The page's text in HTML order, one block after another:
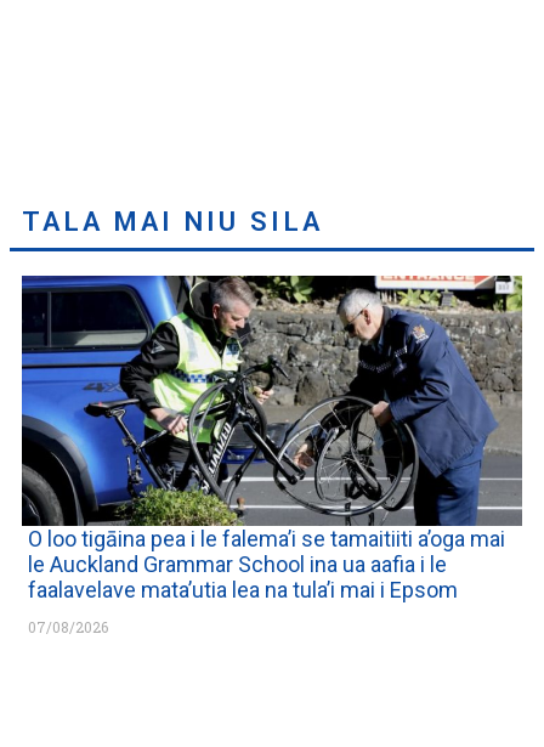
TALA MAI NIU SILA
O loo tigāina pea i le falema’i se tamaitiiti a’oga mai
le Auckland Grammar School ina ua aafia i le
faalavelave mata’utia lea na tula’i mai i Epsom
07/08/2026